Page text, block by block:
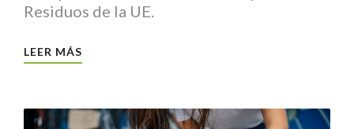
Residuos de la UE.
LEER MÁS